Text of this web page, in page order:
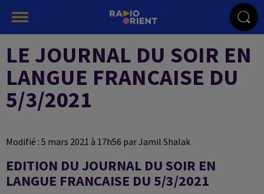
LE JOURNAL DU SOIR EN
LANGUE FRANCAISE DU
5/3/2021
Modifié : 5 mars 2021 à 17h56 par Jamil Shalak
EDITION DU JOURNAL DU SOIR EN
LANGUE FRANCAISE DU 5/3/2021